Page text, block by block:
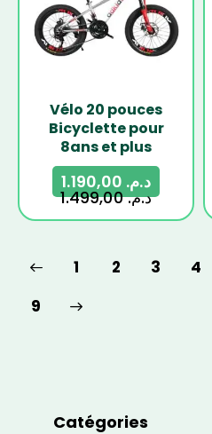
Vélo 20 pouces
Bicyclette pour
8ans et plus
د.م.1.499,00
د.م.
1 2 3 4
9
Catégories